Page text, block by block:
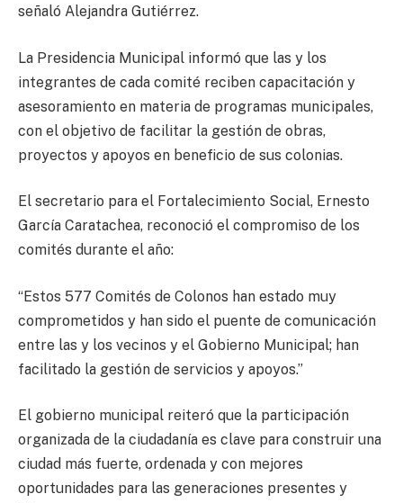
señaló Alejandra Gutiérrez.
La Presidencia Municipal informó que las y los
integrantes de cada comité reciben capacitación y
asesoramiento en materia de programas municipales,
con el objetivo de facilitar la gestión de obras,
proyectos y apoyos en beneficio de sus colonias.
El secretario para el Fortalecimiento Social, Ernesto
García Caratachea, reconoció el compromiso de los
comités durante el año:
“Estos 577 Comités de Colonos han estado muy
comprometidos y han sido el puente de comunicación
entre las y los vecinos y el Gobierno Municipal; han
facilitado la gestión de servicios y apoyos.”
El gobierno municipal reiteró que la participación
organizada de la ciudadanía es clave para construir una
ciudad más fuerte, ordenada y con mejores
oportunidades para las generaciones presentes y